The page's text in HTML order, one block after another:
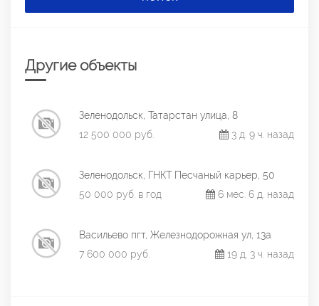
Другие объекты
Зеленодольск, Татарстан улица, 8
12 500 000 руб.
3 д. 9 ч. назад
Зеленодольск, ГНКТ Песчаный карьер, 50
50 000 руб. в год
6 мес. 6 д. назад
Васильево пгт, Железнодорожная ул, 13а
7 600 000 руб.
19 д. 3 ч. назад